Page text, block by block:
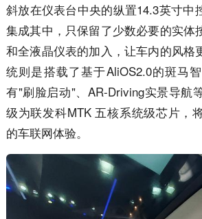
斜放在仪表台中央的纵置14.3英寸中
集成其中，只保留了少数必要的实体
和全液晶仪表的加入，让车内的风格
统则是搭载了基于AliOS2.0的斑马
有"刷脸启动"、AR-Driving实景导航
级为联发科MTK 五核系统级芯片，
的车联网体验。